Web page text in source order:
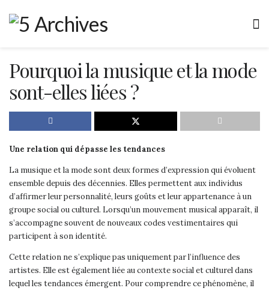
Pourquoi la musique et la mode
sont-elles liées ?
Une relation qui dépasse les tendances
La musique et la mode sont deux formes d’expression qui évoluent
ensemble depuis des décennies. Elles permettent aux individus
d’affirmer leur personnalité, leurs goûts et leur appartenance à un
groupe social ou culturel. Lorsqu’un mouvement musical apparaît, il
s’accompagne souvent de nouveaux codes vestimentaires qui
participent à son identité.
Cette relation ne s’explique pas uniquement par l’influence des
artistes. Elle est également liée au contexte social et culturel dans
lequel les tendances émergent. Pour comprendre ce phénomène, il